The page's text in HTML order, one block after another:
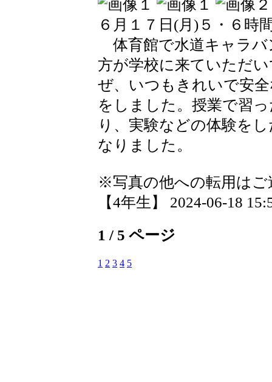
６月１７日(月)５・６時
体育館で水道キャラバ
方が学校に来ていただ
ぜ、いつもきれいで安
をしました。授業で習
り、実験などの体験を
なりました。
※写真の他への転用はご
【4年生】 2024-06-18
1 / 5 ページ
1 2 3 4 5